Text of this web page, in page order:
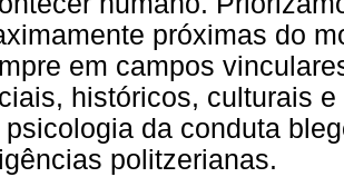
próximas do
em campos
históricos, culturais
psicologia da conduta
politzerianas.